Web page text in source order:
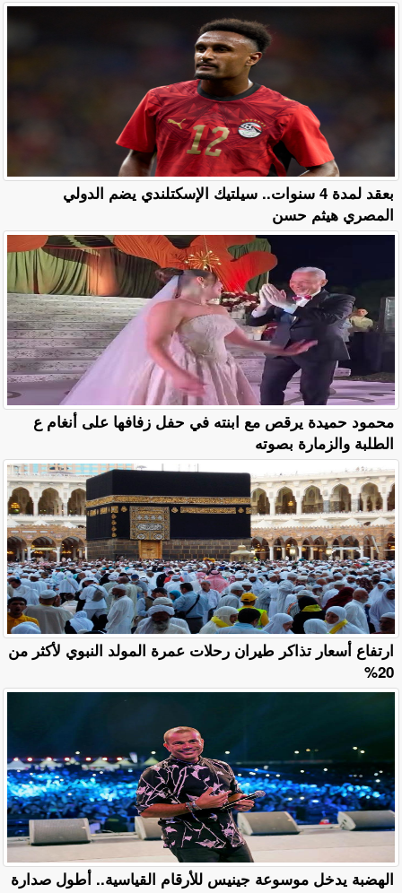
بعقد لمدة 4 سنوات.. سيلتيك الإسكتلندي يضم الدولي
المصري هيثم حسن
محمود حميدة يرقص مع ابنته في حفل زفافها على أنغام ع
الطلبة والزمارة بصوته
ارتفاع أسعار تذاكر طيران رحلات عمرة المولد النبوي لأكثر من
20%
الهضبة يدخل موسوعة جينيس للأرقام القياسية.. أطول صدارة